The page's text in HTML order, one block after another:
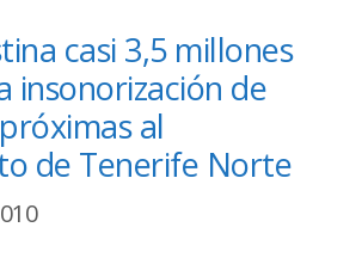
casi 3,5 millones
insonorización de
al
de Tenerife Norte